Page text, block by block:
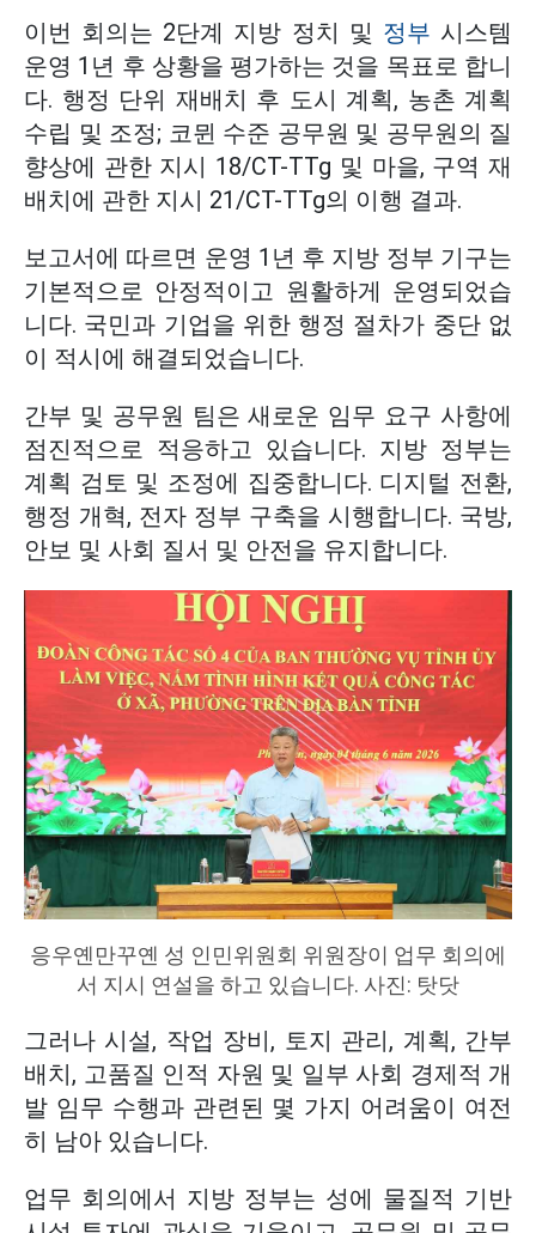
이번 회의는 2단계 지방 정치 및 정부 시스템
운영 1년 후 상황을 평가하는 것을 목표로 합니
다. 행정 단위 재배치 후 도시 계획, 농촌 계획
수립 및 조정; 코뮌 수준 공무원 및 공무원의 질
향상에 관한 지시 18/CT-TTg 및 마을, 구역 재
배치에 관한 지시 21/CT-TTg의 이행 결과.
보고서에 따르면 운영 1년 후 지방 정부 기구는
기본적으로 안정적이고 원활하게 운영되었습
니다. 국민과 기업을 위한 행정 절차가 중단 없
이 적시에 해결되었습니다.
간부 및 공무원 팀은 새로운 임무 요구 사항에
점진적으로 적응하고 있습니다. 지방 정부는
계획 검토 및 조정에 집중합니다. 디지털 전환,
행정 개혁, 전자 정부 구축을 시행합니다. 국방,
안보 및 사회 질서 및 안전을 유지합니다.
응우옌만꾸옌 성 인민위원회 위원장이 업무 회의에
서 지시 연설을 하고 있습니다. 사진: 탓닷
그러나 시설, 작업 장비, 토지 관리, 계획, 간부
배치, 고품질 인적 자원 및 일부 사회 경제적 개
발 임무 수행과 관련된 몇 가지 어려움이 여전
히 남아 있습니다.
업무 회의에서 지방 정부는 성에 물질적 기반